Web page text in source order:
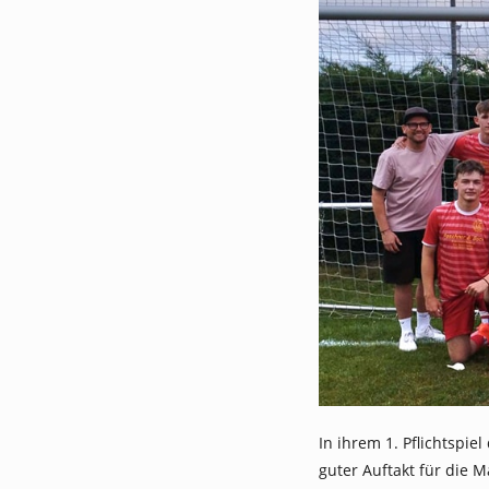
In ihrem 1. Pflichtspiel
guter Auftakt für die